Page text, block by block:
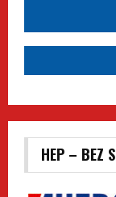
HEP – BEZ